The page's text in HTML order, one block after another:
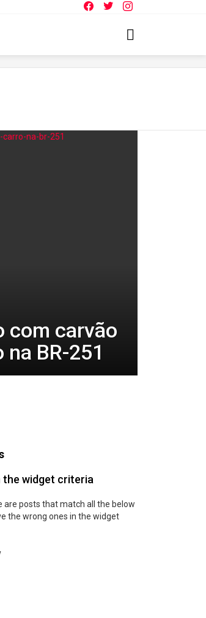
com carvão
BR-251
the widget criteria
are posts that match all the below
the wrong ones in the widget